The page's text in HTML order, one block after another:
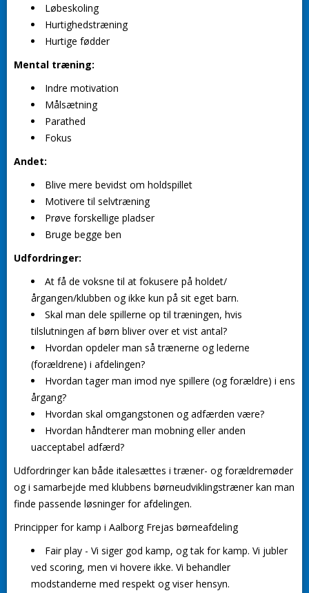
Løbeskoling
Hurtighedstræning
Hurtige fødder
Mental træning:
Indre motivation
Målsætning
Parathed
Fokus
Andet:
Blive mere bevidst om holdspillet
Motivere til selvtræning
Prøve forskellige pladser
Bruge begge ben
Udfordringer:
At få de voksne til at fokusere på holdet/
årgangen/klubben og ikke kun på sit eget barn.
Skal man dele spillerne op til træningen, hvis
tilslutningen af børn bliver over et vist antal?
Hvordan opdeler man så trænerne og lederne
(forældrene) i afdelingen?
Hvordan tager man imod nye spillere (og forældre) i ens
årgang?
Hvordan skal omgangstonen og adfærden være?
Hvordan håndterer man mobning eller anden
uacceptabel adfærd?
Udfordringer kan både italesættes i træner- og forældremøder
og i samarbejde med klubbens børneudviklingstræner kan man
finde passende løsninger for afdelingen.
Principper for kamp i Aalborg Frejas børneafdeling
Fair play - Vi siger god kamp, og tak for kamp. Vi jubler
ved scoring, men vi hovere ikke. Vi behandler
modstanderne med respekt og viser hensyn.